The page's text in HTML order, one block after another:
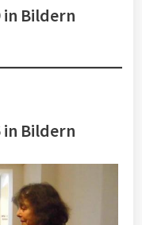
in Bildern
in Bildern